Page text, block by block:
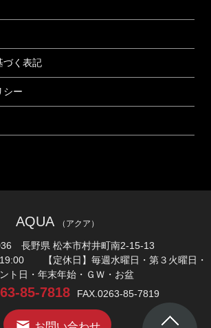
づく表記
シー
AQUA （アクア）
長野県 松本市村井町南2-15-13
19:00 【定休日】毎週水曜日・第３火曜日・
ト日・年末年始・ＧＷ・お盆
85-7818 FAX.0263-85-7819